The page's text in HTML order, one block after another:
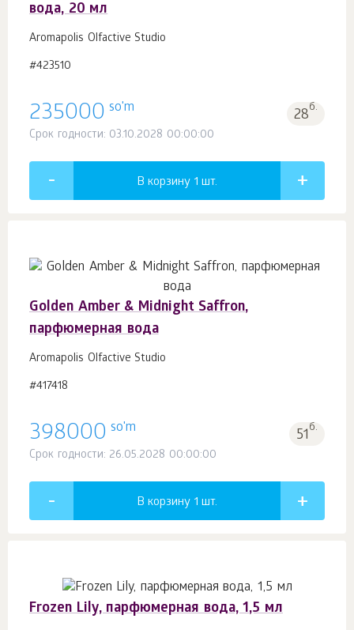
вода, 20 мл
Aromapolis Olfactive Studio
#423510
235000 so'm 28б.
Срок годности: 03.10.2028 00:00:00
В корзину 1 шт.
Golden Amber & Midnight Saffron,
парфюмерная вода
Aromapolis Olfactive Studio
#417418
398000 so'm 51б.
Срок годности: 26.05.2028 00:00:00
В корзину 1 шт.
Frozen Lily, парфюмерная вода, 1,5 мл